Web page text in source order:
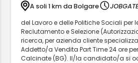
A soli 1 km da Bolgare
del Lavoro e delle Politiche Sociali per
Reclutamento e Selezione
ricerca, per azienda cliente
Addetto/a Vendita Part Time 24 ore
Calcinate (BG). Il/la candidato/a si